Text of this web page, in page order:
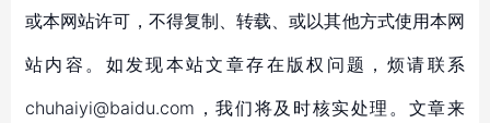
或本网站许可，不得复制、转载、或以其他方式使用本网
站内容。如发现本站文章存在版权问题，烦请联系
chuhaiyi@baidu.com，我们将及时核实处理。文章来